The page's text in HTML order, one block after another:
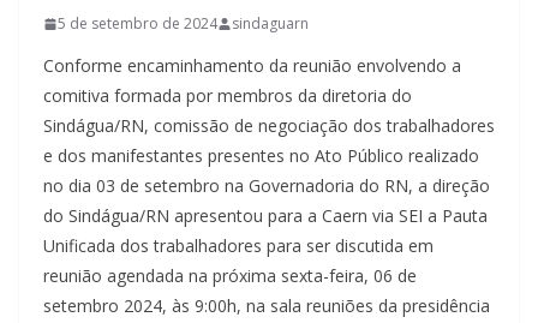
5 de setembro de 2024 sindaguarn
Conforme encaminhamento da reunião envolvendo a
comitiva formada por membros da diretoria do
Sindágua/RN, comissão de negociação dos trabalhadores
e dos manifestantes presentes no Ato Público realizado
no dia 03 de setembro na Governadoria do RN, a direção
do Sindágua/RN apresentou para a Caern via SEI a Pauta
Unificada dos trabalhadores para ser discutida em
reunião agendada na próxima sexta-feira, 06 de
setembro 2024, às 9:00h, na sala reuniões da presidência